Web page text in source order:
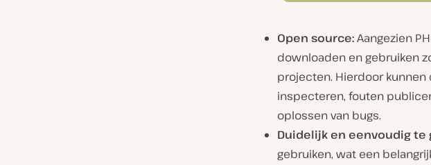
Open source:Aangezien
downloaden en gebruiken
projecten. Hierdoor
inspecteren, fouten
oplossen van bugs.
Duidelijk en eenvoudig te
gebruiken, wat een